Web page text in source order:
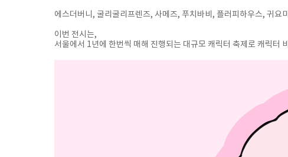
에스더버니, 굴리굴리프렌즈, 사메즈, 푸치바비, 플러피하우스, 귀
이번 전시는,
서울에서 1년에 한번씩 매해 진행되는 대규모 캐릭터 축제로 캐릭터